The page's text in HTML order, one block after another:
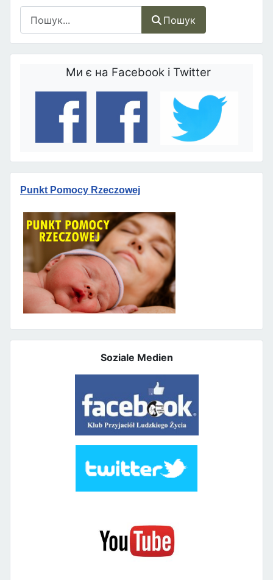
Пошук
Ми є на Facebook і Twitter
Punkt Pomocy Rzeczowej
Soziale Medien